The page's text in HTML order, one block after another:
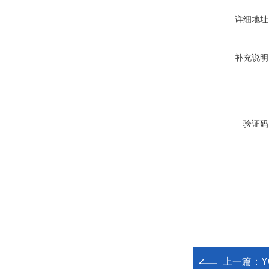
详细地
补充说
验证
上一篇：